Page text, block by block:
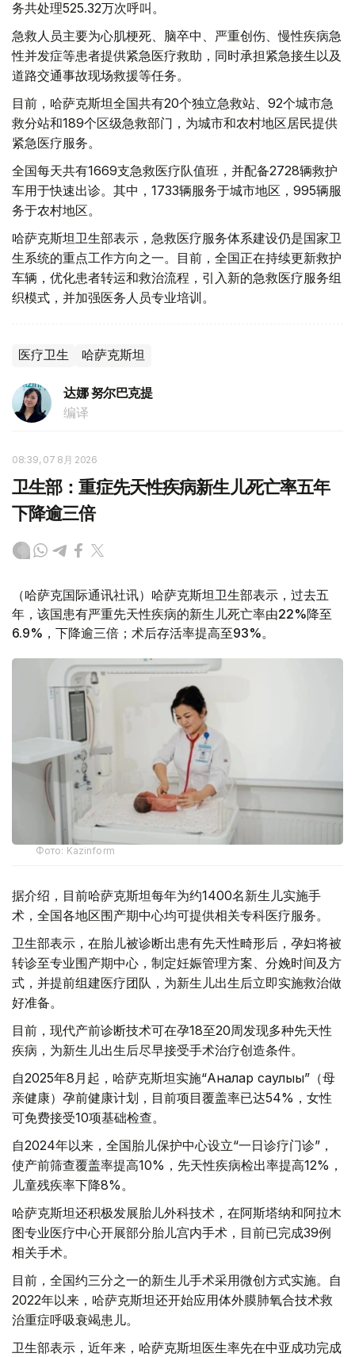
务共处理525.32万次呼叫。
急救人员主要为心肌梗死、脑卒中、严重创伤、慢性疾病急
性并发症等患者提供紧急医疗救助，同时承担紧急接生以及
道路交通事故现场救援等任务。
目前，哈萨克斯坦全国共有20个独立急救站、92个城市急
救分站和189个区级急救部门，为城市和农村地区居民提供
紧急医疗服务。
全国每天共有1669支急救医疗队值班，并配备2728辆救护
车用于快速出诊。其中，1733辆服务于城市地区，995辆服
务于农村地区。
哈萨克斯坦卫生部表示，急救医疗服务体系建设仍是国家卫
生系统的重点工作方向之一。目前，全国正在持续更新救护
车辆，优化患者转运和救治流程，引入新的急救医疗服务组
织模式，并加强医务人员专业培训。
医疗卫生 哈萨克斯坦
达娜 努尔巴克提
编译
08:39, 07 8月 2026
卫生部：重症先天性疾病新生儿死亡率五年
下降逾三倍
（哈萨克国际通讯社讯）哈萨克斯坦卫生部表示，过去五
年，该国患有严重先天性疾病的新生儿死亡率由22%降至
6.9%，下降逾三倍；术后存活率提高至93%。
Фото: Kazinform
据介绍，目前哈萨克斯坦每年为约1400名新生儿实施手
术，全国各地区围产期中心均可提供相关专科医疗服务。
卫生部表示，在胎儿被诊断出患有先天性畸形后，孕妇将被
转诊至专业围产期中心，制定妊娠管理方案、分娩时间及方
式，并提前组建医疗团队，为新生儿出生后立即实施救治做
好准备。
目前，现代产前诊断技术可在孕18至20周发现多种先天性
疾病，为新生儿出生后尽早接受手术治疗创造条件。
自2025年8月起，哈萨克斯坦实施“Аналар саулығы”（母
亲健康）孕前健康计划，目前项目覆盖率已达54%，女性
可免费接受10项基础检查。
自2024年以来，全国胎儿保护中心设立“一日诊疗门诊”，
使产前筛查覆盖率提高10%，先天性疾病检出率提高12%，
儿童残疾率下降8%。
哈萨克斯坦还积极发展胎儿外科技术，在阿斯塔纳和阿拉木
图专业医疗中心开展部分胎儿宫内手术，目前已完成39例
相关手术。
目前，全国约三分之一的新生儿手术采用微创方式实施。自
2022年以来，哈萨克斯坦还开始应用体外膜肺氧合技术救
治重症呼吸衰竭患儿。
卫生部表示，近年来，哈萨克斯坦医生率先在中亚成功完成